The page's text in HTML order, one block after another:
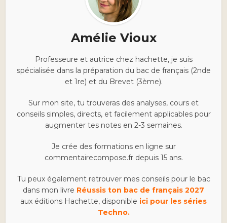
Amélie Vioux
Professeure et autrice chez hachette, je suis
spécialisée dans la préparation du bac de français (2nde
et 1re) et du Brevet (3ème).
Sur mon site, tu trouveras des analyses, cours et
conseils simples, directs, et facilement applicables pour
augmenter tes notes en 2-3 semaines.
Je crée des formations en ligne sur
commentairecompose.fr depuis 15 ans.
Tu peux également retrouver mes conseils pour le bac
dans mon livre Réussis ton bac de français 2027
aux éditions Hachette, disponible ici pour les séries
Techno.